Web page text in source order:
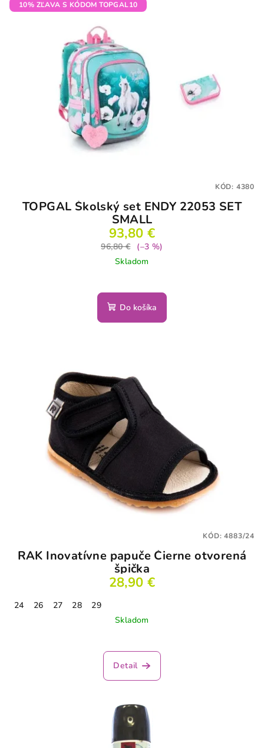
10% ZĽAVA S KÓDOM TOPGAL10
TOPGAL Školský set ENDY 22053 SET
SMALL
93,80 €
96,80 €
(–3 %)
Skladom
Do košíka
KÓD: 4380
RAK Inovatívne papuče Čierne otvorená
špička
28,90 €
24 26 27 28
29
Skladom
Detail
KÓD:4883/24